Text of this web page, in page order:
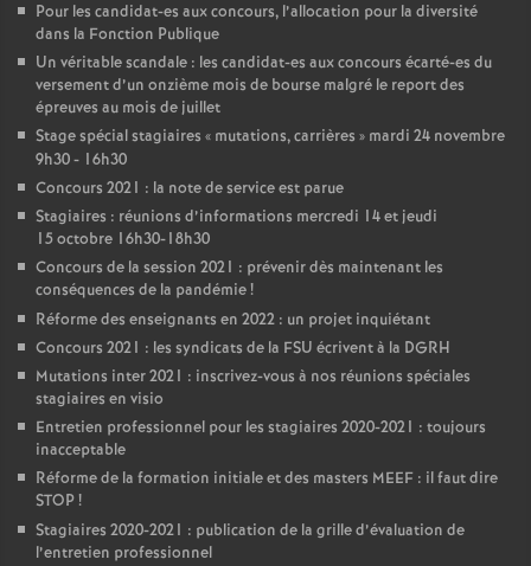
Pour les candidat-es aux concours, l’allocation pour la diversité
dans la Fonction Publique
Un véritable scandale : les candidat-es aux concours écarté-es du
versement d’un onzième mois de bourse malgré le report des
épreuves au mois de juillet
Stage spécial stagiaires « mutations, carrières » mardi 24 novembre
9h30 - 16h30
Concours 2021 : la note de service est parue
Stagiaires : réunions d’informations mercredi 14 et jeudi
15 octobre 16h30-18h30
Concours de la session 2021 : prévenir dès maintenant les
conséquences de la pandémie!
Réforme des enseignants en 2022 : un projet inquiétant
Concours 2021 : les syndicats de la FSU écrivent à la DGRH
Mutations inter 2021 : inscrivez-vous à nos réunions spéciales
stagiaires en visio
Entretien professionnel pour les stagiaires 2020-2021 : toujours
inacceptable
Réforme de la formation initiale et des masters MEEF : il faut dire
STOP!
Stagiaires 2020-2021 : publication de la grille d’évaluation de
l’entretien professionnel